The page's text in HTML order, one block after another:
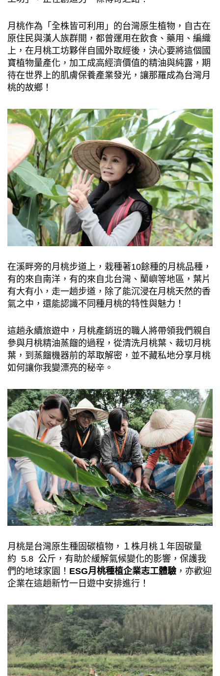
月桃作為「全株皆可利用」的台灣原生植物，自古在
原住民與漢人族群間，都曾運用在飲食、藥用、編織
上，在月桃工坊夥伴自國外取經後，決心要將這個國
寶植物量產化，加工成高經濟價值的精油與純露，期
待在世界上的肌膚保養產業發光，讓那羅成為台灣月
桃的故鄉！
在溪畔旁的月桃步道上，栽種著10餘種的月桃品種，
有的來自南洋，有的來自北台灣、蘭嶼等地區，葉片
有大有小，走一趟步道，除了能沉浸在月桃天然的香
氣之中，還能認識不同種月桃的特性與魅力！
這趟永續旅遊中，月桃產銷班的職人將帶領我們親自
參與月桃精油蒸餾的過程，從清洗月桃葉、裁切月桃
葉，到蒸餾機器前的萃取解密，並不藏私地分享月桃
如何讓你我變漂亮的秘辛。
月桃是台灣原生種固碳植物，１株月桃１年固碳量
約 5.8 公斤，有助於緩解氣候變化的影響，保護我
們的地球家園！ ESG月桃種植企業志工體驗，亦歡迎
企業在這趟新竹一日遊中安排進行！